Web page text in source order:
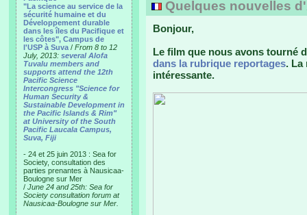
"La science au service de la
sécurité humaine et du
Développement durable
dans les îles du Pacifique et
les côtes", Campus de
l'USP à Suva / From 8 to 12
July, 2013: several Alofa
Tuvalu members and
supports attend the 12th
Pacific Science
Intercongress "Science for
Human Security &
Sustainable Development in
the Pacific Islands & Rim"
at University of the South
Pacific Laucala Campus,
Suva, Fiji
- 24 et 25 juin 2013 : Sea for
Society, consultation des
parties prenantes à Nausicaa-
Boulogne sur Mer
/ June 24 and 25th: Sea for
Society consultation forum at
Nausicaa-Boulogne sur Mer.
Quelques nouvelles
Bonjour,
Le film que nous avons tourné
dans la rubrique reportages. La
intéressante.